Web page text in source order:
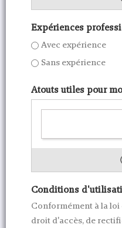
Expériences
Avec expérience
Sans expérience
Atouts utiles pour
Conditions
Conformément à la loi
droit d'accès, de